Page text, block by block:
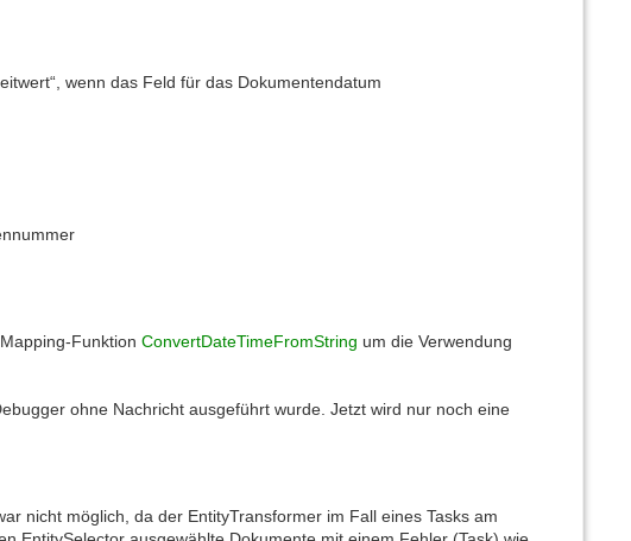
wenn das Feld für das Dokumentendatum
Funktion ConvertDateTimeFromString um die Verwendung
ohne Nachricht ausgeführt wurde. Jetzt wird nur noch eine
nicht möglich, da der EntityTransformer im Fall eines Tasks am